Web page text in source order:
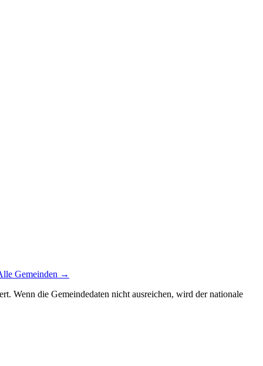
Gemeinden →
Wenn die Gemeindedaten nicht ausreichen, wird der nationale